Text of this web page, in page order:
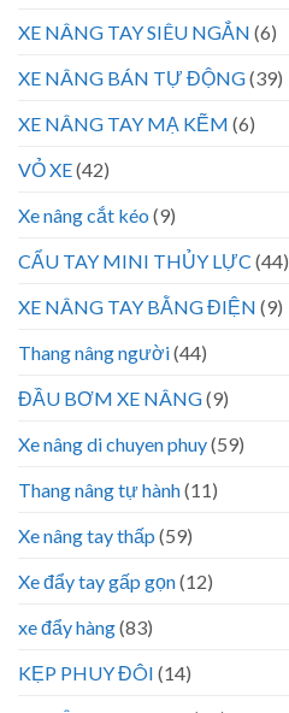
XE NÂNG TAY SIÊU NGẮN (6)
XE NÂNG BÁN TỰ ĐỘNG(39)
XE NÂNG TAY MẠ KẼM (6)
VỎ XE(42)
Xe nâng cắt kéo (9)
CẨU TAY MINI THỦY LỰC (44)
XE NÂNG TAY BẰNG ĐIỆN (9)
Thang nâng người(44)
ĐẦU BƠM XE NÂNG(9)
Xe nâng di chuyen phuy(59)
Thang nâng tự hành(11)
Xe nâng tay thấp (59)
Xe đẩy tay gấp gọn(12)
xe đẩy hàng(83)
KẸP PHUY ĐÔI (14)